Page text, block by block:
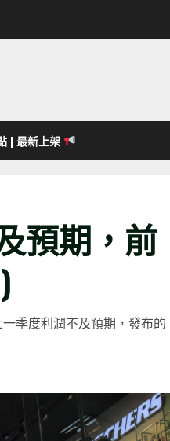
| 最新上架
預期，前
季度利潤不及預期，發布的